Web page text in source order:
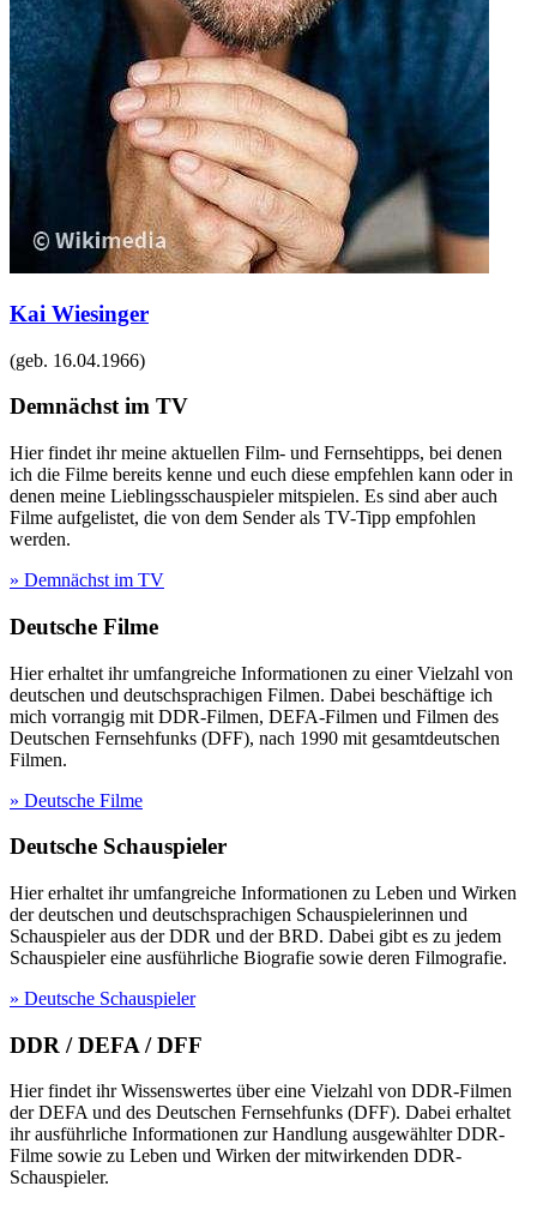
Kai Wiesinger
(geb. 16.04.1966)
Demnächst im TV
Hier findet ihr meine aktuellen Film- und Fernsehtipps, bei denen
ich die Filme bereits kenne und euch diese empfehlen kann oder in
denen meine Lieblingsschauspieler mitspielen. Es sind aber auch
Filme aufgelistet, die von dem Sender als TV-Tipp empfohlen
werden.
» Demnächst im TV
Deutsche Filme
Hier erhaltet ihr umfangreiche Informationen zu einer Vielzahl von
deutschen und deutschsprachigen Filmen. Dabei beschäftige ich
mich vorrangig mit DDR-Filmen, DEFA-Filmen und Filmen des
Deutschen Fernsehfunks (DFF), nach 1990 mit gesamtdeutschen
Filmen.
» Deutsche Filme
Deutsche Schauspieler
Hier erhaltet ihr umfangreiche Informationen zu Leben und Wirken
der deutschen und deutschsprachigen Schauspielerinnen und
Schauspieler aus der DDR und der BRD. Dabei gibt es zu jedem
Schauspieler eine ausführliche Biografie sowie deren Filmografie.
» Deutsche Schauspieler
DDR / DEFA / DFF
Hier findet ihr Wissenswertes über eine Vielzahl von DDR-Filmen
der DEFA und des Deutschen Fernsehfunks (DFF). Dabei erhaltet
ihr ausführliche Informationen zur Handlung ausgewählter DDR-
Filme sowie zu Leben und Wirken der mitwirkenden DDR-
Schauspieler.